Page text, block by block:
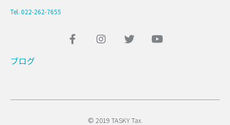
Tel. 022-262-7655
ブログ
© 2019 TASKY Tax.